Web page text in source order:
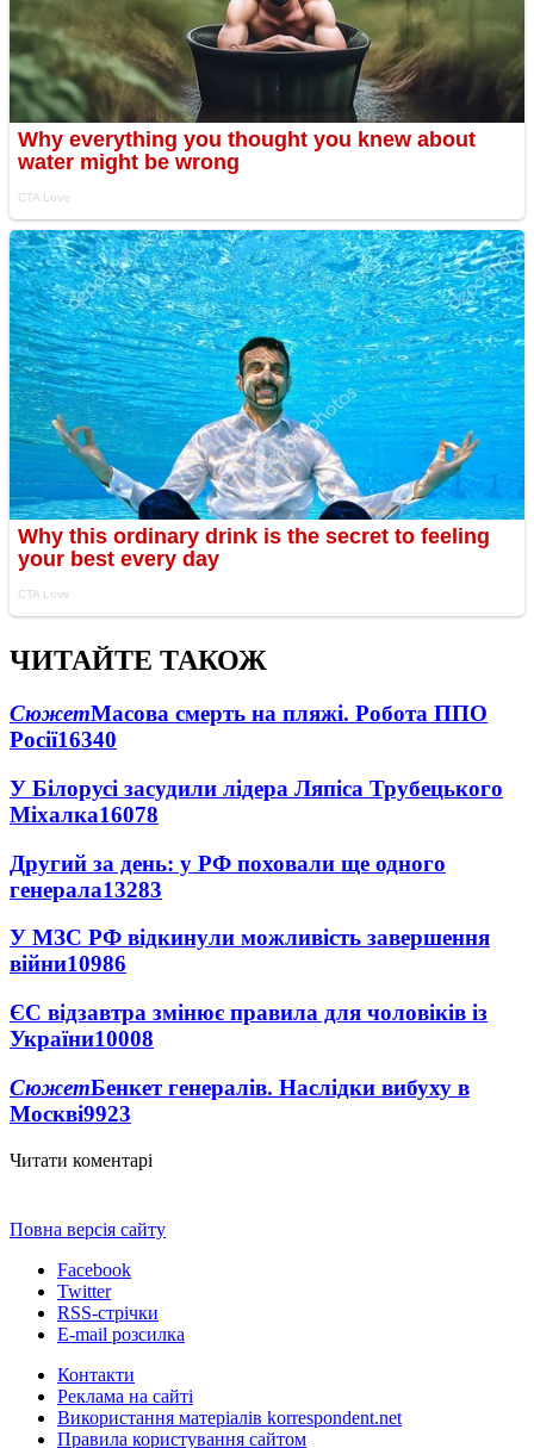
ЧИТАЙТЕ ТАКОЖ
СюжетМасова смерть на пляжі. Робота ППО
Росії16340
У Білорусі засудили лідера Ляпіса Трубецького
Міхалка16078
Другий за день: у РФ поховали ще одного
генерала13283
У МЗС РФ відкинули можливість завершення
війни10986
ЄС відзавтра змінює правила для чоловіків із
України10008
СюжетБенкет генералів. Наслідки вибуху в
Москві9923
Читати коментарі
Повна версія сайту
Facebook
Twitter
RSS-стрічки
E-mail розсилка
Контакти
Реклама на сайті
Використання матеріалів korrespondent.net
Правила користування сайтом